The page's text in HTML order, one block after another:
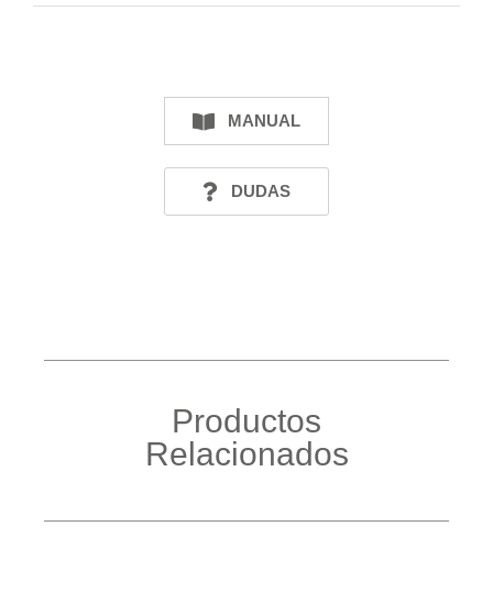
MANUAL
DUDAS
Productos
Relacionados